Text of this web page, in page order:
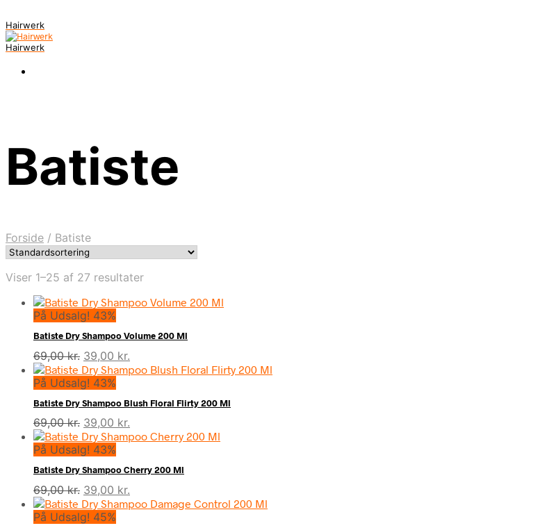
Hairwerk
Hairwerk
Batiste
Forside / Batiste
Viser 1–25 af 27 resultater
På Udsalg! 43%
Batiste Dry Shampoo Volume 200 Ml
69,00kr. Den
oprindelige
pris
69,00 kr..
39,00 kr.
aktuelle
39,00 kr..
På Udsalg! 43%
Batiste Dry Shampoo Blush Floral Flirty 200 Ml
69,00kr. Den
oprindelige
pris
var:
69,00 kr..
39,00 kr.
aktuelle
er:
39,00 kr..
På Udsalg! 43%
Batiste Dry Shampoo Cherry 200 Ml
69,00kr. Den
oprindelige
pris
39,00 kr.
aktuelle
På Udsalg! 45%